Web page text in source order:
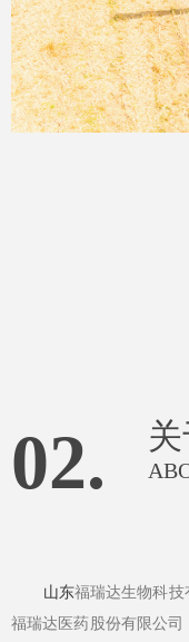
02.
山东福瑞达生物科技
福瑞达医药股份有限公司